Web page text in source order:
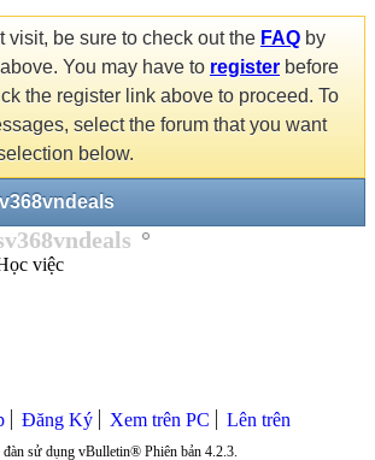
visit, be sure to check out the FAQ by
You may have to register before
the register link above to proceed. To
select the forum that you want
below.
việc
Đăng Ký Xem trên PC Lên trên
sử dụng vBulletin® Phiên bản 4.2.3.